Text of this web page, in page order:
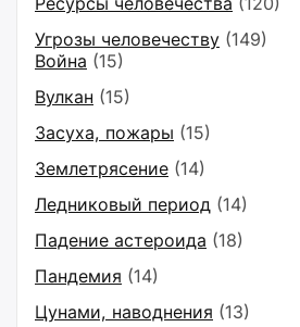
Угрозы человечеству (149)
Война (15)
Вулкан (15)
Засуха, пожары (15)
Землетрясение (14)
Ледниковый период (14)
Падение астероида (18)
Пандемия (14)
Цунами, наводнения (13)